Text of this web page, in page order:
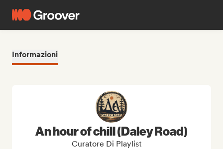
Informazioni
An hour of chill (Daley Road)
Curatore Di Playlist